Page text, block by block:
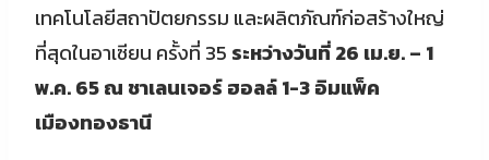
เทคโนโลยีสถาปัตยกรรม และผลิตภัณฑ์ก่อสร้างใหญ่
ที่สุดในอาเซียน ครั้งที่ 35 ระหว่างวันที่ 26 เม.ย. – 1
พ.ค. 65 ณ ชาเลนเจอร์ ฮอลล์ 1-3 อิมแพ็ค
เมืองทองธานี